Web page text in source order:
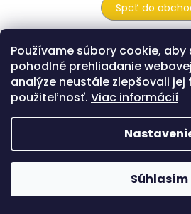
Používame súbory cookie, aby
pohodlné prehliadanie
analýze neustále zlepšovali jej
použiteľnosť. Viac informácií
Súhlasím
Späť do
Vytvoril Shoptet Copyright 2026
vyhradené.